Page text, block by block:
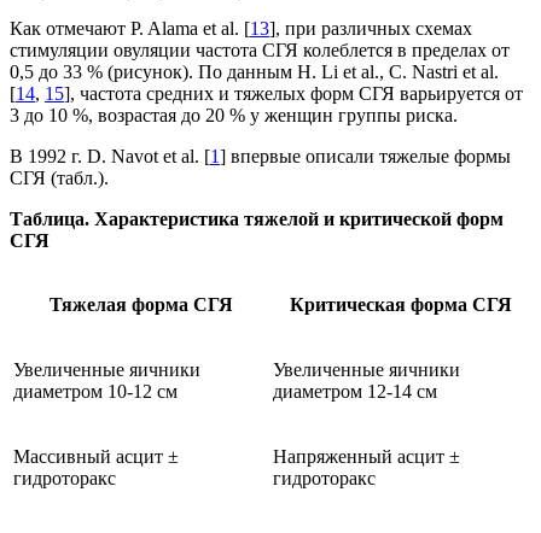
Как отмечают P. Alama et al. [13], при различных схемах
стимуляции овуляции частота СГЯ колеблется в пределах от
0,5 до 33 % (рисунок). По данным H. Li et al., C. Nastri et al.
[14, 15], частота средних и тяжелых форм СГЯ варьируется от
3 до 10 %, возрастая до 20 % у женщин группы риска.
В 1992 г. D. Navot et al. [1] впервые описали тяжелые формы
СГЯ (табл.).
Таблица. Характеристика тяжелой и критической форм
СГЯ
Тяжелая форма СГЯ Критическая форма СГЯ
Увеличенные яичники
диаметром 10-12 см
Увеличенные яичники
диаметром 12-14 см
Массивный асцит ±
гидроторакс
Напряженный асцит ±
гидроторакс